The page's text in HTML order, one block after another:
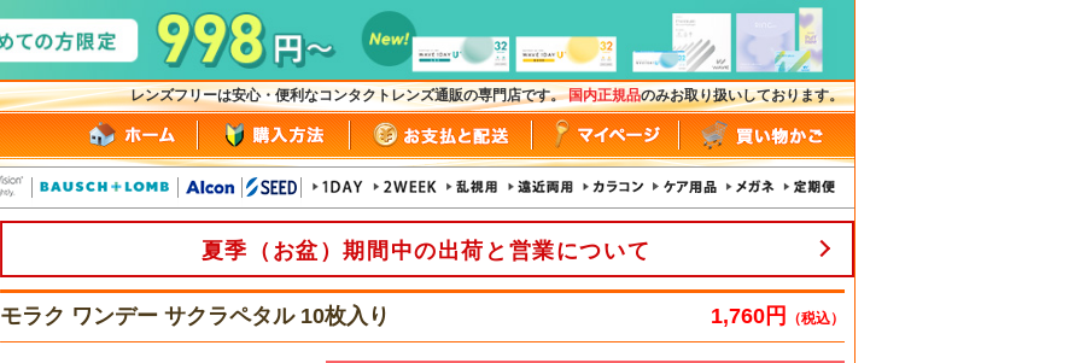
レンズフリーは安心・便利なコンタクトレンズ通販の専門店です。国内正規品のみお取り扱いしております。
夏季（お盆）期間中の出荷と営業について
モラク ワンデー サクラペタル 10枚入り 1,760円 （税込）